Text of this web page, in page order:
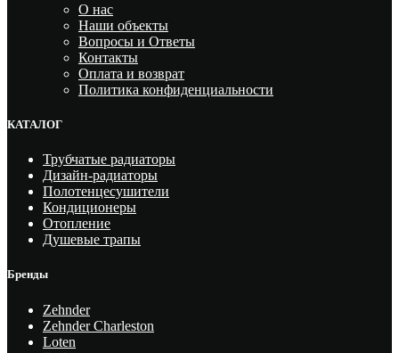
О нас
Наши объекты
Вопросы и Ответы
Контакты
Оплата и возврат
Политика конфиденциальности
КАТАЛОГ
Трубчатые радиаторы
Дизайн-радиаторы
Полотенцесушители
Кондиционеры
Отопление
Душевые трапы
Бренды
Zehnder
Zehnder Charleston
Loten